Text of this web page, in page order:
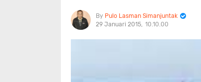
Pulo Lasman Simanjuntak
29 Januari 2015 10.10.00